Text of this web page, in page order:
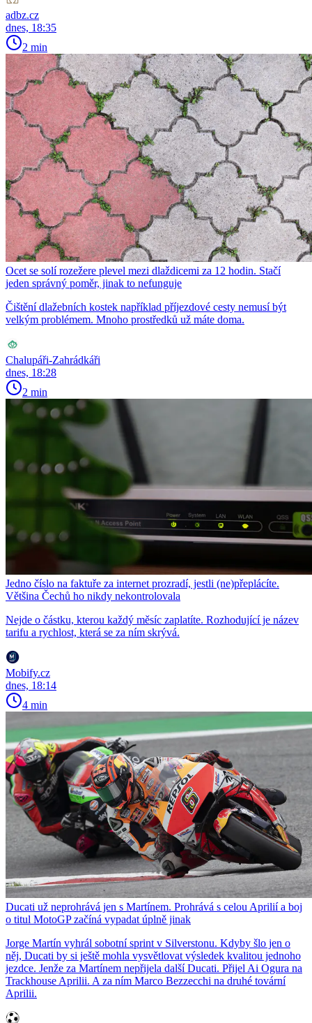
adbz.cz
dnes, 18:35
2 min
Ocet se solí rozežere plevel mezi dlaždicemi za 12 hodin. Stačí
jeden správný poměr, jinak to nefunguje
Čištění dlažebních kostek například příjezdové cesty nemusí být
velkým problémem. Mnoho prostředků už máte doma.
Chalupáři-Zahrádkáři
dnes, 18:28
2 min
Jedno číslo na faktuře za internet prozradí, jestli (ne)přeplácíte.
Většina Čechů ho nikdy nekontrolovala
Nejde o částku, kterou každý měsíc zaplatíte. Rozhodující je název
tarifu a rychlost, která se za ním skrývá.
Mobify.cz
dnes, 18:14
4 min
Ducati už neprohrává jen s Martínem. Prohrává s celou Aprilií a boj
o titul MotoGP začíná vypadat úplně jinak
Jorge Martín vyhrál sobotní sprint v Silverstonu. Kdyby šlo jen o
něj, Ducati by si ještě mohla vysvětlovat výsledek kvalitou jednoho
jezdce. Jenže za Martínem nepřijela další Ducati. Přijel Ai Ogura na
Trackhouse Aprilii. A za ním Marco Bezzecchi na druhé tovární
Aprilii.